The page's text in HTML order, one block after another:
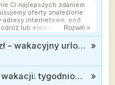
Ci najlepszych zdaniem
oferty znalezione
adresy internetowe, pod
lub elementy podróży.
publikacji. Możemy
handlowych, do których
na cenę Twojej wycieczki.
Rozwiń »
Zanzibar all inclusive za 4699 zł – wakacyjny urlop marzeń w luksusowym 5* SBH Kilindini przy plaży »
Rafy koralowe na zakończenie wakacji: tygodniowe all inclusive w 3* hotelu w Egipcie od 2399 zł »